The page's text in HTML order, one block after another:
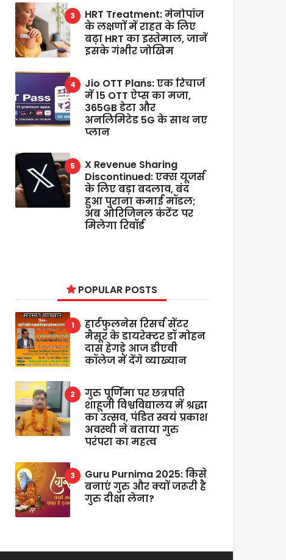
HRT Treatment: मेनोपॉज
के लक्षणों में राहत के लिए
बढ़ा HRT का इस्तेमाल, जानें
इसके गंभीर जोखिम
Jio OTT Plans: एक रिचार्ज
में 15 OTT ऐप्स का मजा,
365GB डेटा और
अनलिमिटेड 5G के साथ नए
प्लान
X Revenue Sharing
Discontinued: एक्स यूजर्स
के लिए बड़ा बदलाव, बंद
हुआ पुराना कमाई मॉडल;
अब ओरिजिनल कंटेंट पर
मिलेगा रिवॉर्ड
POPULAR POSTS
हार्टफुलनेस रिसर्च सेंटर
मैसूर के डायरेक्टर डॉ मोहन
दास हेगड़े आज डीएवी
कॉलेज में देंगे व्याख्यान
गुरु पूर्णिमा पर छत्रपति
शाहूजी विश्वविद्यालय में श्रद्धा
का उत्सव, पंडित स्वयं प्रकाश
अवस्थी ने बताया गुरु
परंपरा का महत्व
Guru Purnima 2025: किसे
बनाएं गुरु और क्यों जरूरी है
गुरु दीक्षा लेना?